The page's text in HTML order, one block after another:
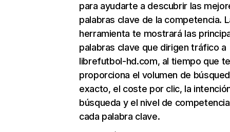
para ayudarte a descubrir las
palabras clave de la competencia.
herramienta te mostrará las
palabras clave que dirigen tráfico a
librefutbol-hd.com, al tiempo que
proporciona el volumen de
exacto, el coste por clic, la
búsqueda y el nivel de
cada palabra clave.